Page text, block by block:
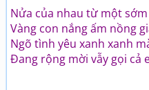
Nửa của nhau từ một
Vàng con nắng ấm nồng
Ngõ tình yêu xanh xanh
Đang rộng mời vẫy gọi cả